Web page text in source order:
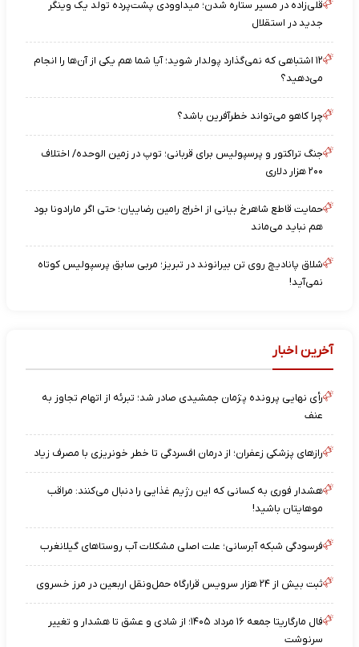
قلی‌زاده در مسیر ستاره شدن؛ میداوودی پشت‌پرده تولد یک وینگر
جدید در استقلال
۱۲ اشتباهی که نمی‌گذارد پولدار شوید؛ آیا شما هم یکی از آن‌ها را انجام
می‌دهید؟
چرا کاهو می‌تواند خطرآفرین باشد؟
جنگ تراکتور و پرسپولیس برای قربانی؛ توپ در زمین الوحده/ اختلاف
۲۰۰ هزار دلاری
حمایت قاطع شاهرخ بیانی از اخراج رامین رضاییان؛ حتی اگر مارادونا بود
هم نباید می‌ماند
شلاق پانادیچ روی تن بیرانوند در تبریز؛ مربی سابق پرسپولیس کوتاه
نمی‌آید!
آخرین اخبار
رأی نهایی پرونده پژمان جمشیدی صادر شد؛ تبرئه از اتهام تجاوز به
عنف
رازهای پزشکی زعفران؛ از درمان افسردگی تا خطر خونریزی با مصرف زیاد
هشدار فوری به کسانی که این رژیم غذایی را دنبال می‌کنند: مراقب
موهایتان باشید!
فرسودگی شبکه آبرسانی؛ علت اصلی مشکلات آب روستاهای گیلانغرب
ثبت بیش از ۲۴ هزار سرویس قرارگاه حمل‌ونقل اربعین در مرز خسروی
فال مارگاریتا جمعه ۱۶ مرداد ۱۴۰۵؛ از شادی و عشق تا هشدار و تغییر
سرنوشت